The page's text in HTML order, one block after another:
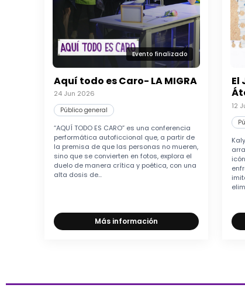
Evento finalizado
Aquí todo es Caro- LA MIGRA
24 Jun 2026
Público general
“AQUÍ TODO ES CARO” es una conferencia
performática autoficcional que, a partir de
la premisa de que las personas no mueren,
sino que se convierten en fotos, explora el
duelo de manera crítica y poética, con una
alta dosis de...
Más información
El
12